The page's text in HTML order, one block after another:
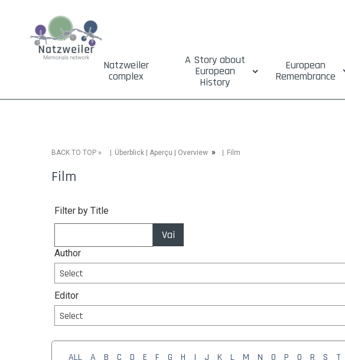
Natzweiler
complex
A Story about
European
History
European
Remembrance
BACK TO TOP » Überblick | Aperçu | Overview » Film
Film
Filter by Title
Vai
Author
Select
Editor
Select
ALL A B C D E F G H I J K L M N O P Q R S T